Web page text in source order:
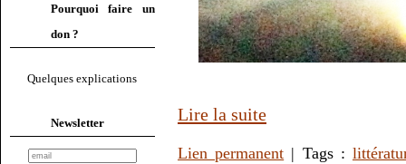
Pourquoi faire un
don ?
Quelques explications
Newsletter Lire la suite
Lien permanent | Tags :